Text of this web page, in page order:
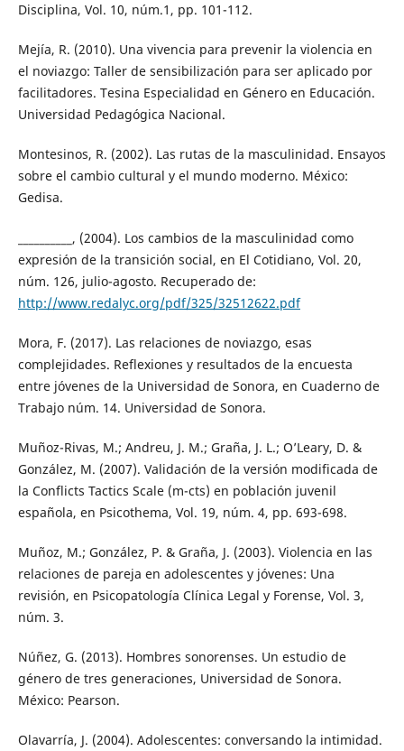
Disciplina, Vol. 10, núm.1, pp. 101-112.
Mejía, R. (2010). Una vivencia para prevenir la violencia en
el noviazgo: Taller de sensibilización para ser aplicado por
facilitadores. Tesina Especialidad en Género en Educación.
Universidad Pedagógica Nacional.
Montesinos, R. (2002). Las rutas de la masculinidad. Ensayos
sobre el cambio cultural y el mundo moderno. México:
Gedisa.
__________, (2004). Los cambios de la masculinidad como
expresión de la transición social, en El Cotidiano, Vol. 20,
núm. 126, julio-agosto. Recuperado de:
http://www.redalyc.org/pdf/325/32512622.pdf
Mora, F. (2017). Las relaciones de noviazgo, esas
complejidades. Reflexiones y resultados de la encuesta
entre jóvenes de la Universidad de Sonora, en Cuaderno de
Trabajo núm. 14. Universidad de Sonora.
Muñoz-Rivas, M.; Andreu, J. M.; Graña, J. L.; O’Leary, D. &
González, M. (2007). Validación de la versión modificada de
la Conflicts Tactics Scale (m-cts) en población juvenil
española, en Psicothema, Vol. 19, núm. 4, pp. 693-698.
Muñoz, M.; González, P. & Graña, J. (2003). Violencia en las
relaciones de pareja en adolescentes y jóvenes: Una
revisión, en Psicopatología Clínica Legal y Forense, Vol. 3,
núm. 3.
Núñez, G. (2013). Hombres sonorenses. Un estudio de
género de tres generaciones, Universidad de Sonora.
México: Pearson.
Olavarría, J. (2004). Adolescentes: conversando la intimidad.